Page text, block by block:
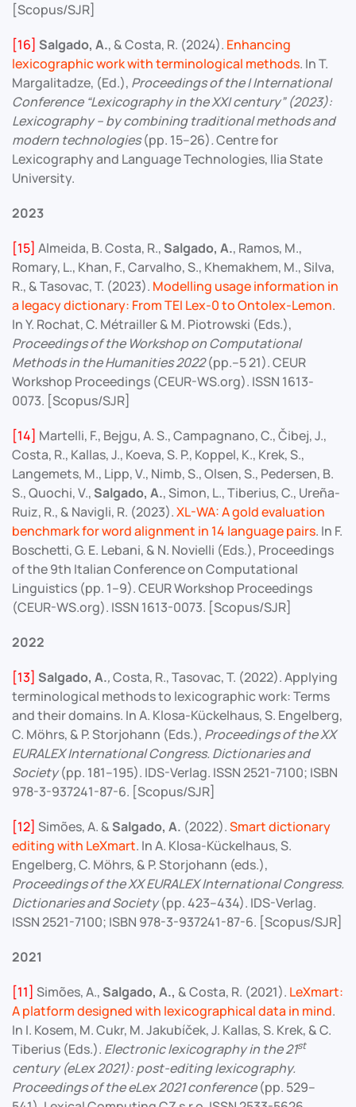
[Scopus/SJR]
[16] Salgado, A., & Costa, R. (2024). Enhancing
lexicographic work with terminological methods. In T.
Margalitadze, (Ed.), Proceedings of the I International
Conference “Lexicography in the XXI century” (2023):
Lexicography – by combining traditional methods and
modern technologies(pp. 15–26).Centre for
Lexicography and Language Technologies, Ilia State
University.
2023
[15] Almeida, B. Costa, R., Salgado, A., Ramos, M.,
Romary, L., Khan, F., Carvalho, S., Khemakhem, M., Silva,
R., & Tasovac, T. (2023). Modelling usage information in
a legacy dictionary: From TEI Lex-0 to Ontolex-Lemon.
In Y. Rochat, C. Métrailler & M. Piotrowski (Eds.),
Proceedings of the Workshop on Computational
Methods in the Humanities 2022(pp.–5 21). CEUR
Workshop Proceedings (CEUR-WS.org). ISSN 1613-
0073. [Scopus/SJR]
[14] Martelli, F., Bejgu, A. S., Campagnano, C., Čibej, J.,
Costa, R., Kallas, J., Koeva, S. P., Koppel, K., Krek, S.,
Langemets, M., Lipp, V., Nimb, S., Olsen, S., Pedersen, B.
S., Quochi, V., Salgado, A., Simon, L., Tiberius, C., Ureña-
Ruiz, R., & Navigli, R. (2023).XL-WA: A gold evaluation
benchmark for word alignment in 14 language pairs. In F.
Boschetti, G. E. Lebani, & N. Novielli (Eds.), Proceedings
of the 9th Italian Conference on Computational
Linguistics (pp. 1–9). CEUR Workshop Proceedings
(CEUR-WS.org). ISSN 1613-0073. [Scopus/SJR]
2022
[13] Salgado, A.,Costa, R., Tasovac, T. (2022). Applying
terminological methods to lexicographic work: Terms
and their domains. In A. Klosa-Kückelhaus, S. Engelberg,
C. Möhrs, & P. Storjohann (Eds.), Proceedings of the XX
EURALEX International Congress. Dictionaries and
Society(pp. 181–195). IDS-Verlag. ISSN 2521-7100; ISBN
978-3-937241-87-6. [Scopus/SJR]
[12] Simões, A. & Salgado, A. (2022).Smart dictionary
editing with LeXmart. In A. Klosa-Kückelhaus, S.
Engelberg, C. Möhrs, & P. Storjohann (eds.),
Proceedings of the XX EURALEX International Congress.
Dictionaries and Society(pp. 423–434). IDS-Verlag.
ISSN 2521-7100; ISBN 978-3-937241-87-6. [Scopus/SJR]
2021
[11] Simões, A., Salgado, A., & Costa, R. (2021). LeXmart:
A platform designed with lexicographical data in mind.
In I. Kosem, M. Cukr, M. Jakubíček, J. Kallas, S. Krek, & C.
Tiberius (Eds.). Electronic lexicography in the 21st
century (eLex 2021): post-editing lexicography.
Proceedings of the eLex 2021 conference(pp. 529–